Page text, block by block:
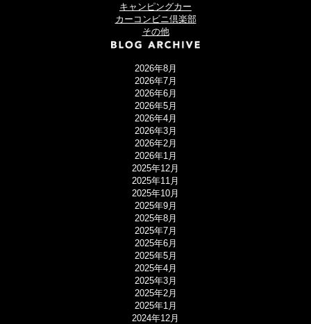
キャンピングカー
カーコンビニ倶楽部
その他
2026年8月
2026年7月
2026年6月
2026年5月
2026年4月
2026年3月
2026年2月
2026年1月
2025年12月
2025年11月
2025年10月
2025年9月
2025年8月
2025年7月
2025年6月
2025年5月
2025年4月
2025年3月
2025年2月
2025年1月
2024年12月